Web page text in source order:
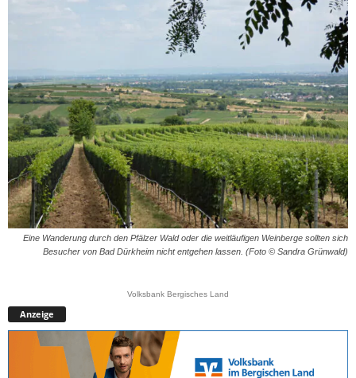
Eine Wanderung durch den Pfälzer Wald oder die weitläufigen Weinberge sollten sich
Besucher von Bad Dürkheim nicht entgehen lassen. (Foto © Sandra Grünwald)
Volksbank Bergisches Land
Anzeige